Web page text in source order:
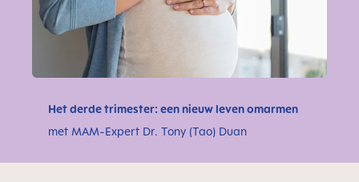
Het derde trimester: een nieuw leven omarmen
met MAM-Expert Dr. Tony (Tao) Duan